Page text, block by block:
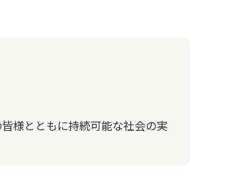
様とともに持続可能な社会の実